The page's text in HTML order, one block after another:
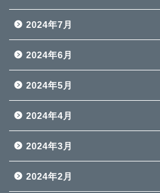
2024年7月
2024年6月
2024年5月
2024年4月
2024年3月
2024年2月